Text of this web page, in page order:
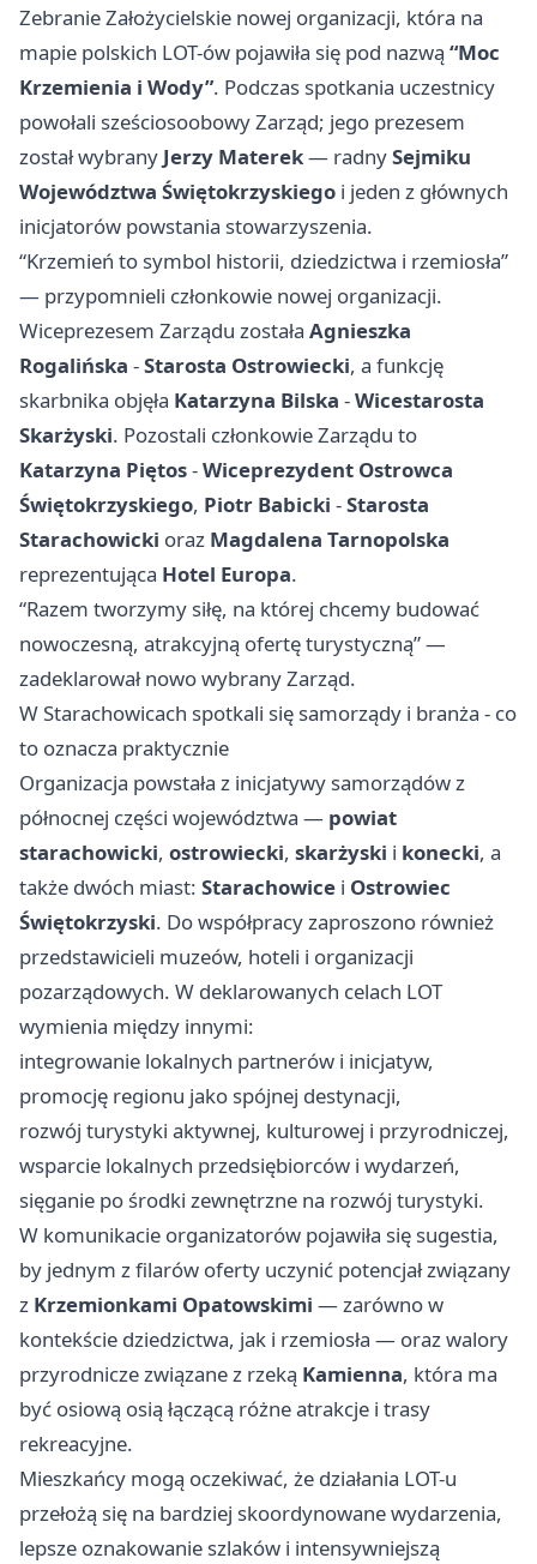
Zebranie Założycielskie nowej organizacji, która na
mapie polskich LOT-ów pojawiła się pod nazwą “Moc
Krzemienia i Wody”. Podczas spotkania uczestnicy
powołali sześciosoobowy Zarząd; jego prezesem
został wybrany Jerzy Materek— radnySejmiku
Województwa Świętokrzyskiego i jeden z głównych
inicjatorów powstania stowarzyszenia.
“Krzemień to symbol historii, dziedzictwa i rzemiosła”
— przypomnieli członkowie nowej organizacji.
Wiceprezesem Zarządu została Agnieszka
Rogalińska -Starosta Ostrowiecki, a funkcję
skarbnika objęła Katarzyna Bilska -Wicestarosta
Skarżyski. Pozostali członkowie Zarządu to
Katarzyna Piętos-Wiceprezydent Ostrowca
Świętokrzyskiego, Piotr Babicki -Starosta
Starachowicki oraz Magdalena Tarnopolska
reprezentująca Hotel Europa.
“Razem tworzymy siłę, na której chcemy budować
nowoczesną, atrakcyjną ofertę turystyczną” —
zadeklarował nowo wybrany Zarząd.
W Starachowicach spotkali się samorządy i branża - co
to oznacza praktycznie
Organizacja powstała z inicjatywy samorządów z
północnej części województwa — powiat
starachowicki, ostrowiecki, skarżyski i konecki, a
także dwóch miast: Starachowice i Ostrowiec
Świętokrzyski. Do współpracy zaproszono również
przedstawicieli muzeów, hoteli i organizacji
pozarządowych. W deklarowanych celach LOT
wymienia między innymi:
integrowanie lokalnych partnerów i inicjatyw,
promocję regionu jako spójnej destynacji,
rozwój turystyki aktywnej, kulturowej i przyrodniczej,
wsparcie lokalnych przedsiębiorców i wydarzeń,
sięganie po środki zewnętrzne na rozwój turystyki.
W komunikacie organizatorów pojawiła się sugestia,
by jednym z filarów oferty uczynić potencjał związany
z Krzemionkami Opatowskimi — zarówno w
kontekście dziedzictwa, jak i rzemiosła — oraz walory
przyrodnicze związane z rzeką Kamienna, która ma
być osiową osią łączącą różne atrakcje i trasy
rekreacyjne.
Mieszkańcy mogą oczekiwać, że działania LOT-u
przełożą się na bardziej skoordynowane wydarzenia,
lepsze oznakowanie szlaków i intensywniejszą